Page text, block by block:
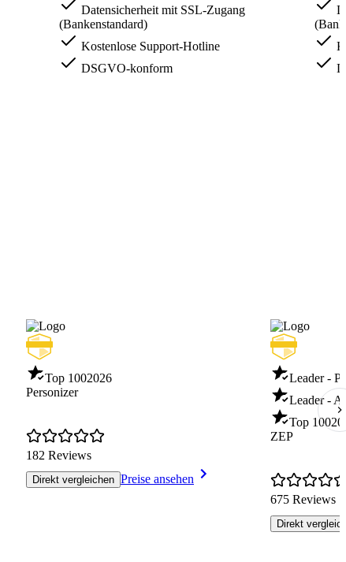
Datensicherheit mit SSL-Zugang
(Bankenstandard)
Kostenlose Support-Hotline
DSGVO-konform
Top 1002026
Personizer
182 Reviews
Direkt vergleichen Preise ansehen
Leader -
Leader -
Top 100
ZEP
675 Reviews
Direkt